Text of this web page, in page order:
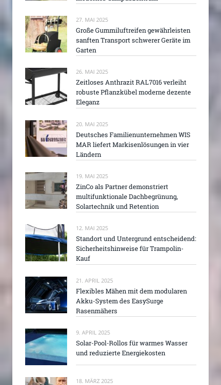
27. MAI 2025
Große Gummiluftreifen gewährleisten
sanften Transport schwerer Geräte im
Garten
26. MAI 2025
Zeitloses Anthrazit RAL7016 verleiht
robuste Pflanzkübel moderne dezente
Eleganz
20. MAI 2025
Deutsches Familienunternehmen WIS
MAR liefert Markisenlösungen in vier
Ländern
19. MAI 2025
ZinCo als Partner demonstriert
multifunktionale Dachbegrünung,
Solartechnik und Retention
12. MAI 2025
Standort und Untergrund entscheidend:
Sicherheitshinweise für Trampolin-
Kauf
21. APRIL 2025
Flexibles Mähen mit dem modularen
Akku-System des EasySurge
Rasenmähers
9. APRIL 2025
Solar-Pool-Rollos für warmes Wasser
und reduzierte Energiekosten
18. MÄRZ 2025